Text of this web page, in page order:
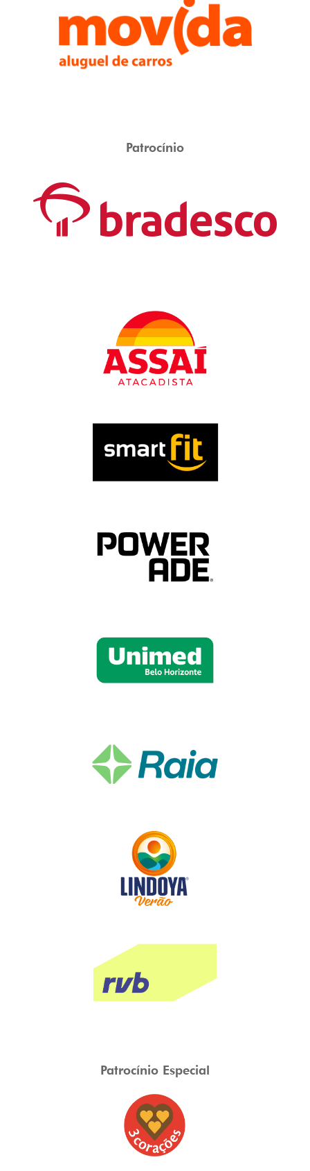
Patrocínio
Patrocínio Especial